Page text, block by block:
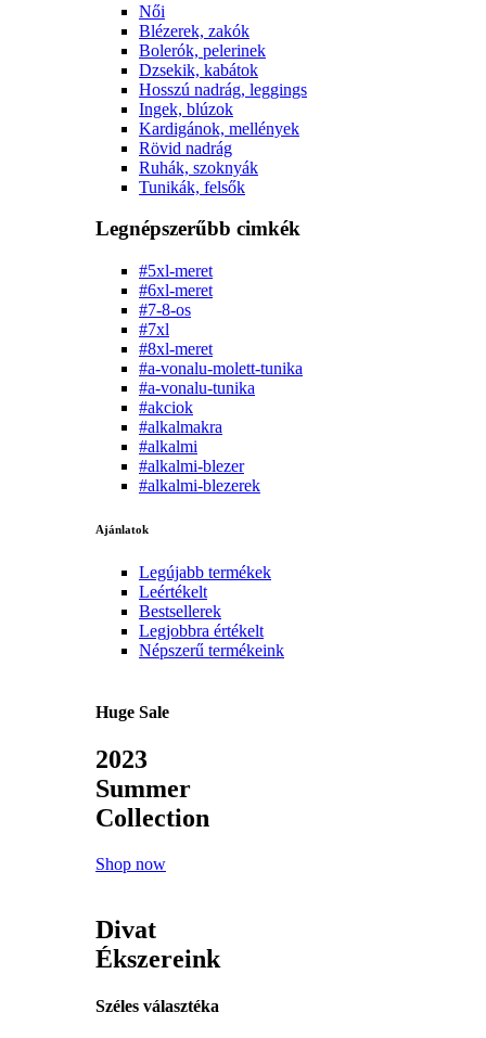
Női
Blézerek, zakók
Bolerók, pelerinek
Dzsekik, kabátok
Hosszú nadrág, leggings
Ingek, blúzok
Kardigánok, mellények
Rövid nadrág
Ruhák, szoknyák
Tunikák, felsők
Legnépszerűbb cimkék
#5xl-meret
#6xl-meret
#7-8-os
#7xl
#8xl-meret
#a-vonalu-molett-tunika
#a-vonalu-tunika
#akciok
#alkalmakra
#alkalmi
#alkalmi-blezer
#alkalmi-blezerek
Ajánlatok
Legújabb termékek
Leértékelt
Bestsellerek
Legjobbra értékelt
Népszerű termékeink
Huge Sale
2023
Summer
Collection
Shop now
Divat
Ékszereink
Széles választéka